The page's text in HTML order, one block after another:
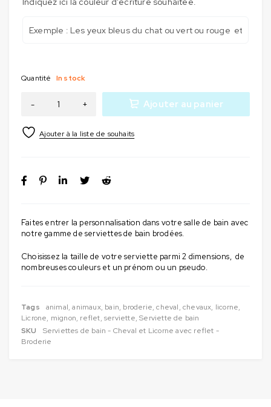
Faites entrer la personnalisation dans votre salle de bain avec
notre gamme de serviettes de bain brodées.
Choisissez la taille de votre serviette parmi 2 dimensions, de
nombreuses couleurs et un prénom ou un pseudo.
Quantité In stock
Ajouter au panier
Tags animal,animaux, bain, broderie,cheval,chevaux, licorne,
Licrone, mignon, reflet,serviette,Serviette de bain
SKU
Serviettes de bain - Cheval et Licorne avec reflet -
Broderie